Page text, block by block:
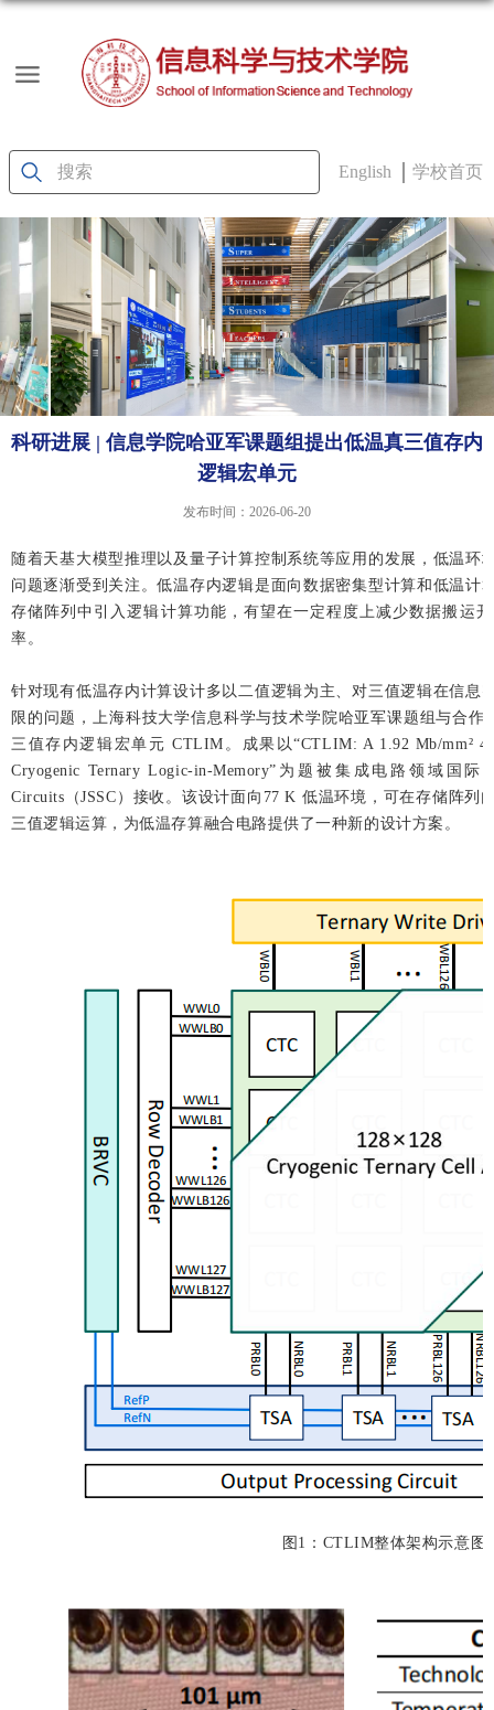
English 学校首页
科研进展 | 信息学院哈亚军课题组提出低温真三值存内
逻辑宏单元
发布时间：2026-06-20
随着天基大模型推理以及量子计算控制系统等应用的发展，低温环
问题逐渐受到关注。低温存内逻辑是面向数据密集型计算和低温计
存储阵列中引入逻辑计算功能，有望在一定程度上减少数据搬运
率。
针对现有低温存内计算设计多以二值逻辑为主、对三值逻辑在信息
限的问题，上海科技大学信息科学与技术学院哈亚军课题组与合作
三值存内逻辑宏单元 CTLIM。成果以“CTLIM: A 1.92 Mb/mm²
Cryogenic Ternary Logic-in-Memory”为题被集成电路领域国际
Circuits（JSSC）接收。该设计面向77 K 低温环境，可在存储阵列
三值逻辑运算，为低温存算融合电路提供了一种新的设计方案。
图1：CTLIM整体架构示意图